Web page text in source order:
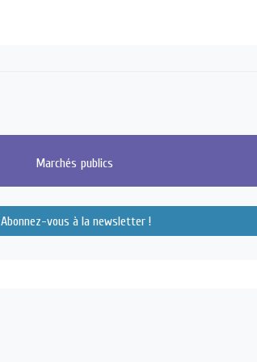
Marchés publics
Abonnez-vous à la newsletter !